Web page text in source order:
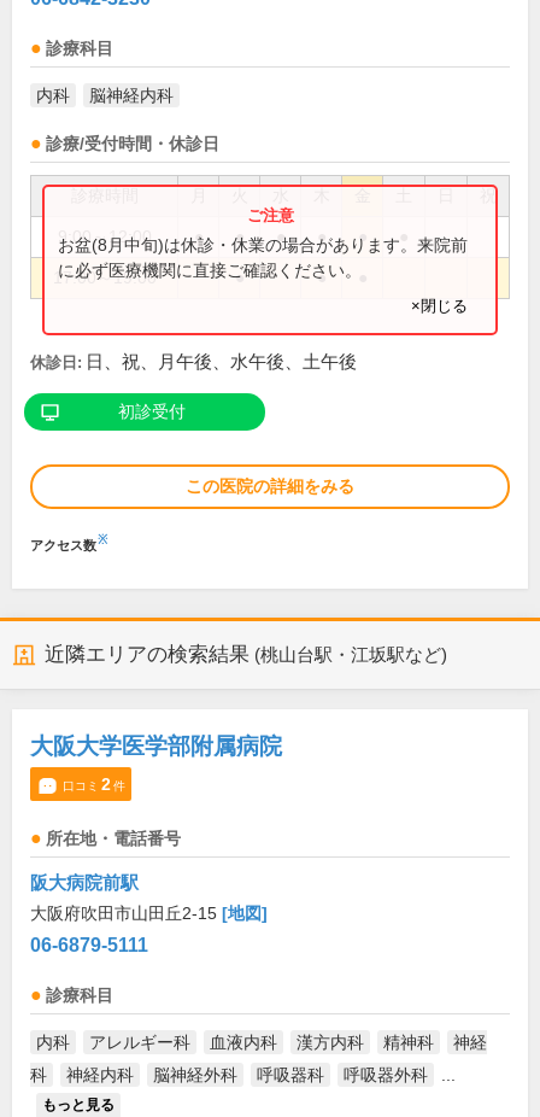
診療科目
内科 脳神経内科
診療/受付時間・休診日
祝
9:00～12:00 ● ● ● ● ●
17:00～19:00 ● ●
お盆(8月中旬)は休診・休業の場合があります。来院前
に必ず医療機関に直接ご確認ください。
×閉じる
休診日: 日、祝、月午後、水午後、土午後
初診受付
この医院の詳細をみる
アクセス数※
近隣エリアの検索結果 (桃山台駅・江坂駅など)
大阪大学医学部附属病院
口コミ 2件
所在地・電話番号
阪大病院前駅
大阪府吹田市山田丘2-15 [地図]
06-6879-5111
診療科目
内科 アレルギー科 血液内科 漢方内科 精神科
神経
科
神経内科 脳神経外科 呼吸器科 呼吸器外科
もっと見る